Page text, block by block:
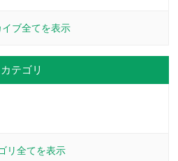
イブ全てを表示
カテゴリ
リ全てを表示